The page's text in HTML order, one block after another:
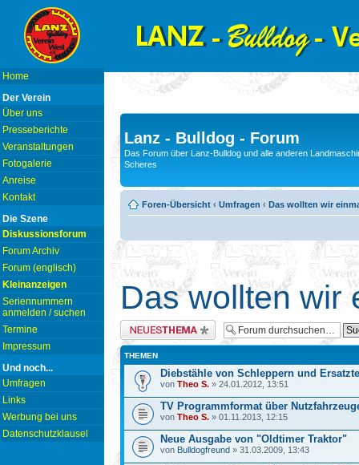
Home
Der Verein
Über uns
Presseberichte
Veranstaltungen
Fotogalerie
Anreise
Kontakt
Die Szene
Diskussionsforum
Forum Archiv
Forum (englisch)
Kleinanzeigen
Seriennummern
anmelden / suchen
Termine
Impressum
Und noch...
Umfragen
Links
Werbung bei uns
Datenschutzklausel
Lanz - Bulldog - Forum
Das Forum über Lanz-Bulldog und alle anderen
Scheres
Foren-Übersicht ‹ Umfragen ‹ Das wollten wir
Das wollten wir
Neues Thema erstellen
THEMEN
Diebstähle von Schleppern und
von Theo S. » 24.01.2012, 13:51
TV Programmformat über
von Theo S. » 01.11.2013, 12:15
Neue Ausgabe von "Oldtimer Traktor"
von Bulldogfreund » 31.03.2009, 13:43